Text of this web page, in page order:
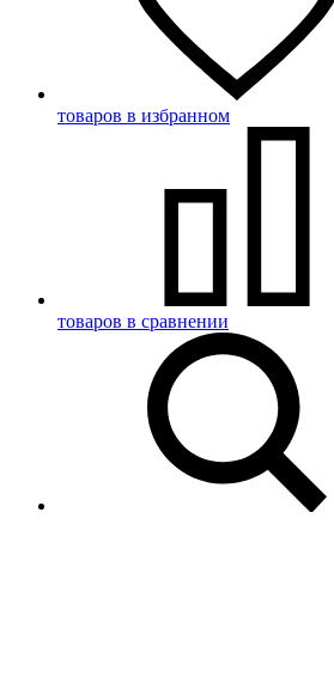
товаров в избранном
товаров в сравнении